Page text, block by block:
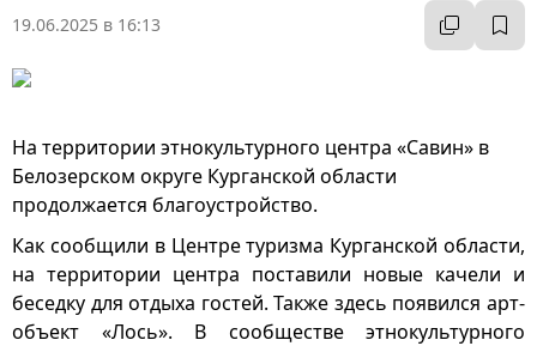
19.06.2025 в 16:13
На территории этнокультурного центра «Савин» в
Белозерском округе Курганской области
продолжается благоустройство.
Как сообщили в Центре туризма Курганской области,
на территории центра поставили новые качели и
беседку для отдыха гостей. Также здесь появился арт-
объект «Лось». В сообществе этнокультурного